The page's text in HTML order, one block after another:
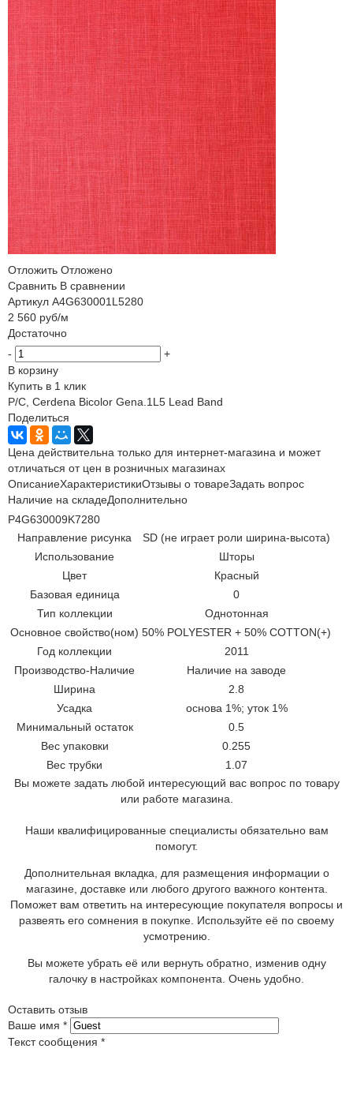
Отложить Отложено
Сравнить В сравнении
Артикул A4G630001L5280
2 560 руб/м
Достаточно
-
+
В корзину
Купить в 1 клик
P/C, Cerdena Bicolor Gena.1L5 Lead Band
Поделиться
Цена действительна только для интернет-магазина и может
отличаться от цен в розничных магазинах
ОписаниеХарактеристикиОтзывы о товареЗадать вопрос
Наличие на складеДополнительно
P4G630009K7280
Направление рисунка
SD (не играет роли ширина-высота)
Использование
Шторы
Цвет
Красный
Базовая единица
0
Тип коллекции
Однотонная
Основное свойство(ном) 50% POLYESTER + 50% COTTON(+)
Год коллекции
2011
Производство-Наличие
Наличие на заводе
Ширина
2.8
Усадка
основа 1%; уток 1%
Минимальный остаток
0.5
Вес упаковки
0.255
Вес трубки
1.07
Вы можете задать любой интересующий вас вопрос по товару
или работе магазина.
Наши квалифицированные специалисты обязательно вам
помогут.
Дополнительная вкладка, для размещения информации о
магазине, доставке или любого другого важного контента.
Поможет вам ответить на интересующие покупателя вопросы и
развеять его сомнения в покупке. Используйте её по своему
усмотрению.
Вы можете убрать её или вернуть обратно, изменив одну
галочку в настройках компонента. Очень удобно.
Оставить отзыв
Ваше имя *
Текст сообщения *